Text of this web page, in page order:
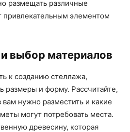
размещать различные
привлекательным элементом
выбор материалов
к созданию стеллажа,
размеры и форму. Рассчитайте,
нужно разместить и какие
могут потребовать места.
древесину, которая